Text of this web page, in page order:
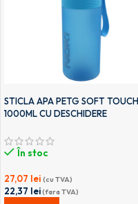
STICLA APA PETG SOFT TOUCH
1000ML CU DESCHIDERE
T-0117 NOKI
În stoc
27,07 lei (cu TVA)
22,37 lei(fara TVA)